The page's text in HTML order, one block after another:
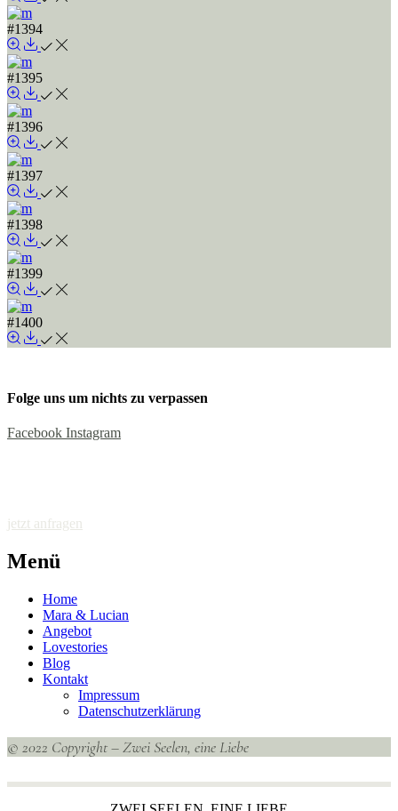
#1394
#1395
#1396
#1397
#1398
#1399
#1400
Folge uns um nichts zu verpassen
Facebook Instagram
jetzt anfragen
Menü
Home
Mara & Lucian
Angebot
Lovestories
Blog
Kontakt
Impressum
Datenschutzerklärung
© 2022 Copyright – Zwei Seelen, eine Liebe